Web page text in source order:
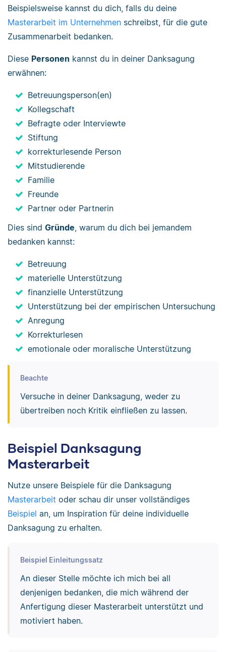
Beispielsweise kannst du dich, falls du deine
Masterarbeit im Unternehmen schreibst, für die gute
Zusammenarbeit bedanken.
Diese Personen kannst du in deiner Danksagung
erwähnen:
Betreuungsperson(en)
Kollegschaft
Befragte oder Interviewte
Stiftung
korrekturlesende Person
Mitstudierende
Familie
Freunde
Partner oder Partnerin
Dies sind Gründe, warum du dich bei jemandem
bedanken kannst:
Betreuung
materielle Unterstützung
finanzielle Unterstützung
Unterstützung bei der empirischen Untersuchung
Anregung
Korrekturlesen
emotionale oder moralische Unterstützung
Beachte
Versuche in deiner Danksagung, weder zu
übertreiben noch Kritik einfließen zu lassen.
Beispiel Danksagung
Masterarbeit
Nutze unsere Beispiele für die Danksagung
Masterarbeit oder schau dir unser vollständiges
Beispiel an, um Inspiration für deine individuelle
Danksagung zu erhalten.
Beispiel Einleitungssatz
An dieser Stelle möchte ich mich bei all
denjenigen bedanken, die mich während der
Anfertigung dieser Masterarbeit unterstützt und
motiviert haben.